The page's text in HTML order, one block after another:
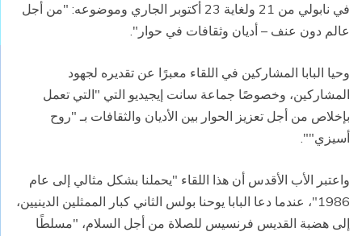
في نابولي من 21
ولغاية 23 أكتوبر الجاري وموضوعه: "من أجل
عالم دون عنف – أديان وثقافات في حوار ".
وحيا البابا المشاركين في اللقاء معبرًا عن تقديره لجهود
المشاركين، وخصوصًا جماعة سانت إيجيديو التي "التي تعمل
بإخلاص من أجل تعزيز الحوار بين الأديان والثقافات بـ "روح
أسيزي"".
واعتبر الأب الأقدس أن هذا اللقاء "يحملنا بشكل مثالي إلى عام
1986"، عندما دعا البابا يوحنا بولس الثاني كبار الممثلين الدينيين،
إلى هضبة القديس فرنسيس للصلاة من أجل السلام، "مسلطًا